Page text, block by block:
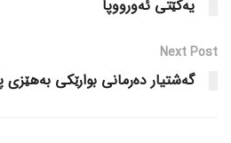
یه‌کێتی ئه‌ورووپا
Next Post
گه‌شتیار ده‌رمانی بوارێکی به‌هێزی